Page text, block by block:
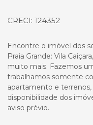
CRECI: 124352
Encontre o imóvel dos
Praia Grande: Vila
muito mais. Fazemos
trabalhamos somente
apartamento e terrenos,
disponibilidade dos
aviso prévio.